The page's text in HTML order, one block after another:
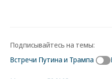
Подписывайтесь на темы:
Встречи Путина и Трампа